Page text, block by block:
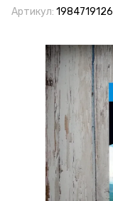
Артикул: 1984719126